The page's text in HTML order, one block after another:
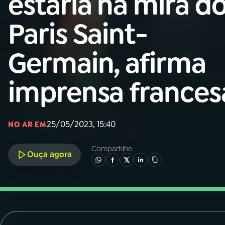
01 INÍCIO
02A RÁDIO
03 PROGRAMAÇÃO
04PROGRAMAS
PODCASTS
06VIDEOCASTS
Paris Saint-
Germain, afirma
imprensa
NO AR EM25/05/2023, 15:40
Ouça agora
Compartilhe